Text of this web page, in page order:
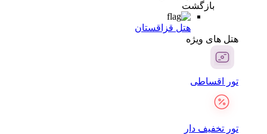
بازگشت
هتل قزاقستان
هتل های ویژه
تور اقساطی
تور تخفیف دار